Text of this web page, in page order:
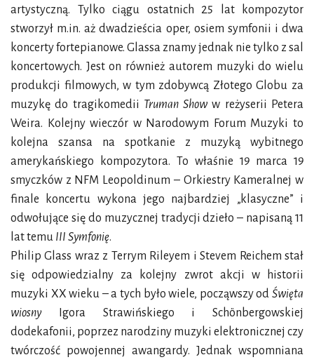
artystyczną. Tylko ciągu ostatnich 25 lat kompozytor
stworzył m.in. aż dwadzieścia oper, osiem symfonii i dwa
koncerty fortepianowe. Glassa znamy jednak nie tylko z sal
koncertowych. Jest on również autorem muzyki do wielu
produkcji filmowych, w tym zdobywcą Złotego Globu za
muzykę do tragikomedii Truman Show w reżyserii Petera
Weira. Kolejny wieczór w Narodowym Forum Muzyki to
kolejna szansa na spotkanie z muzyką wybitnego
amerykańskiego kompozytora. To właśnie 19 marca 19
smyczków z NFM Leopoldinum – Orkiestry Kameralnej w
finale koncertu wykona jego najbardziej „klasyczne” i
odwołujące się do muzycznej tradycji dzieło – napisaną 11
lat temu III Symfonię.
Philip Glass wraz z Terrym Rileyem i Stevem Reichem stał
się odpowiedzialny za kolejny zwrot akcji w historii
muzyki XX wieku – a tych było wiele, począwszy od Święta
wiosnyIgora Strawińskiego i Schönbergowskiej
dodekafonii, poprzez narodziny muzyki elektronicznej czy
twórczość powojennej awangardy. Jednak wspomniana